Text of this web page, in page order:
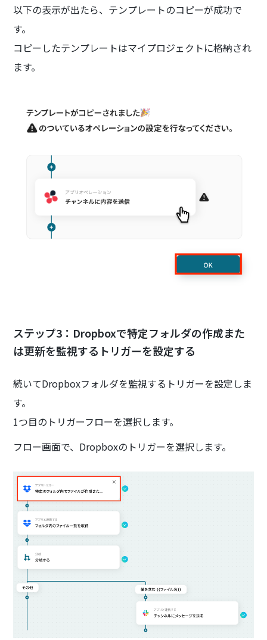
以下の表示が出たら、テンプレートのコピーが成功で
す。
コピーしたテンプレートはマイプロジェクトに格納され
ます。
ステップ3：Dropboxで特定フォルダの作成また
は更新を監視するトリガーを設定する
続いてDropboxフォルダを監視するトリガーを設定しま
す。
1つ目のトリガーフローを選択します。
フロー画面で、Dropboxのトリガーを選択します。